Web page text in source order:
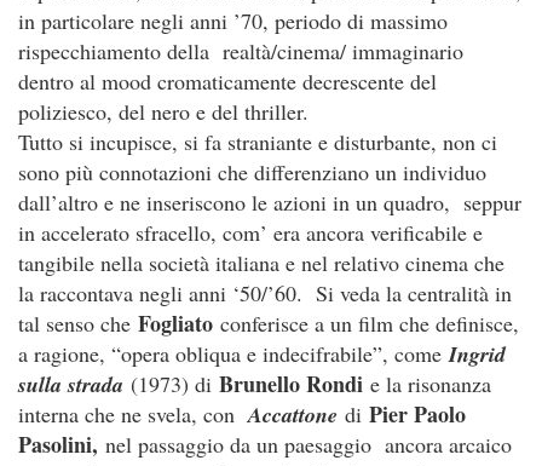
in particolare negli anni ’70, periodo di massimo
rispecchiamento della realtà/cinema/ immaginario
dentro al mood cromaticamente decrescente del
poliziesco, del nero e del thriller.
Tutto si incupisce, si fa straniante e disturbante, non ci
sono più connotazioni che differenziano un individuo
dall’altro e ne inseriscono le azioni in un quadro, seppur
in accelerato sfracello, com’ era ancora verificabile e
tangibile nella società italiana e nel relativo cinema che
la raccontava negli anni ‘50/’60. Si veda la centralità in
tal senso che Fogliato conferisce a un film che definisce,
a ragione, “opera obliqua e indecifrabile”, comeIngrid
sulla strada (1973) di Brunello Rondi e la risonanza
interna che ne svela, conAccattone di Pier Paolo
Pasolini, nel passaggio da un paesaggio ancora arcaico